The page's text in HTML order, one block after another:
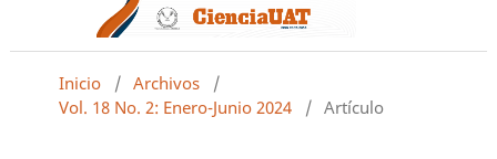
Inicio / Archivos
/
Vol. 18 No. 2: Enero-Junio 2024
/ Artículo